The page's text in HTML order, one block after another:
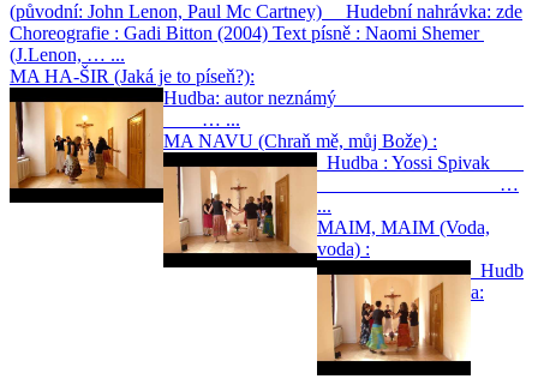
(původní: John Lenon, Paul Mc Cartney) Hudební nahrávka: zde
Choreografie : Gadi Bitton (2004) Text písně : Naomi Shemer
(J.Lenon, … ...
MA HA-ŠIR (Jaká je to píseň?):
Hudba: autor neznámý
… ...
MA NAVU (Chraň mě, můj Bože) :
Hudba : Yossi Spivak
…
...
MAIM, MAIM (Voda,
voda) :
Hudb
a: